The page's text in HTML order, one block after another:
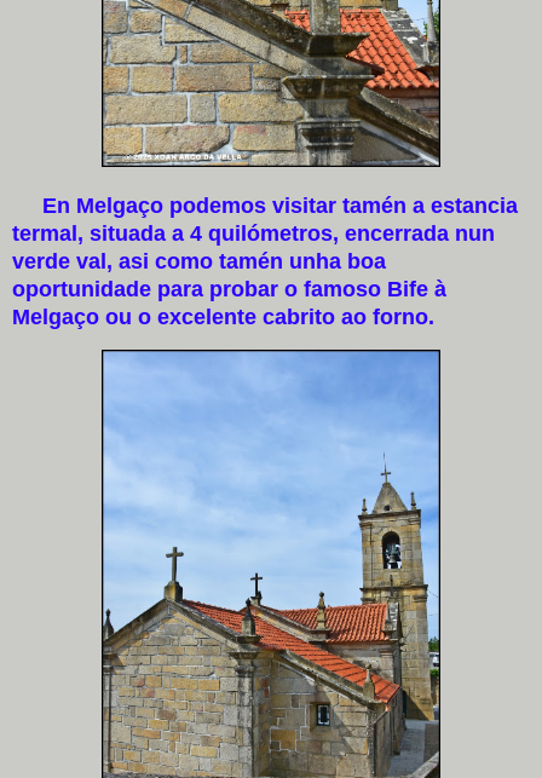
En Melgaço podemos visitar tamén a estancia
termal, situada a 4 quilómetros, encerrada nun
verde val, asi como tamén unha boa
oportunidade para probar o famoso Bife à
Melgaço ou o excelente cabrito ao forno.